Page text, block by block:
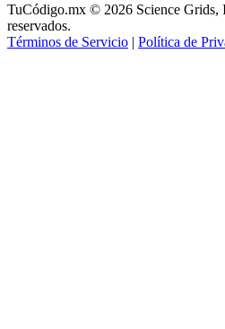
TuCódigo.mx © 2026 Science
reservados.
Términos de Servicio | Política de